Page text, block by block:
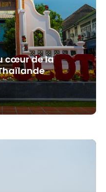
cœur de la